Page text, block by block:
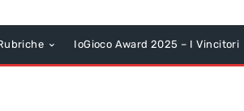
IoGioco Award 2025 – I Vincitori